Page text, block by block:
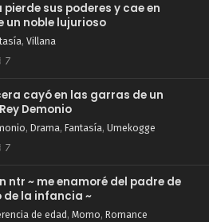
pierde sus poderes y cae en
un noble lujurioso
, Villana
7
cayó en las garras de un
Demonio
, Drama, Fantasía, Umekogge
7
ntr ~ me enamoré del padre de
de la infancia ~
de edad , Momo, Romance